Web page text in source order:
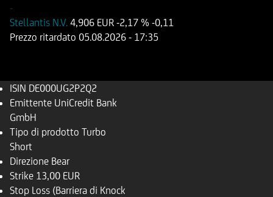
-
Stellantis N.V. 4,906 EUR -2,17 % -0,11
Prezzo ritardato 05.08.2026 - 17:35
ISIN DE000UG2P2Q2
Emittente UniCredit Bank
GmbH
Tipo di prodotto Turbo
Short
Direzione Bear
Strike 13,00 EUR
Stop Loss (Barriera di Knock